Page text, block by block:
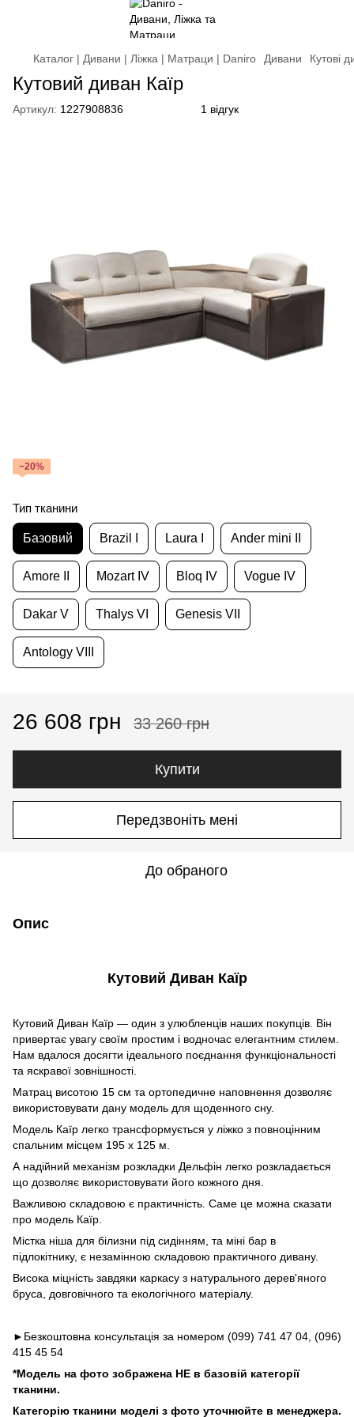
Каталог | Дивани | Ліжка | Матраци | Daniro Дивани Кутові
Кутовий диван Каїр
Артикул: 1227908836 1 відгук
−20%
Тип тканини
Базовий Brazil I Laura I Ander mini II
Amore II Mozart IV Bloq IV Vogue IV
Dakar V Thalys VI Genesis VII
Antology VIII
26 608 грн 33 260 грн
Купити
Передзвоніть мені
До обраного
Опис
Кутовий Диван Каїр
Кутовий Диван Каїр — один з улюбленців наших покупців. Він
привертає увагу своїм простим і водночас елегантним стилем.
Нам вдалося досягти ідеального поєднання функціональності
та яскравої зовнішності.
Матрац висотою 15 см та ортопедичне наповнення дозволяє
використовувати дану модель для щоденного сну.
Модель Каїр легко трансформується у ліжко з повноцінним
спальним місцем 195 х 125 м.
А надійний механізм розкладки Дельфін легко розкладається
що дозволяє використовувати його кожного дня.
Важливою складовою є практичність. Саме це можна сказати
про модель Каїр.
Містка ніша для білизни під сидінням, та міні бар в
підлокітнику, є незамінною складовою практичного дивану.
Висока міцність завдяки каркасу з натурального дерев'яного
бруса, довговічного та екологічного матеріалу.
►Безкоштовна консультація за номером (099) 741 47 04, (096)
415 45 54
*Модель на фото зображена НЕ в базовій категорії
тканини.
Категорію тканини моделі з фото уточнюйте в менеджера.